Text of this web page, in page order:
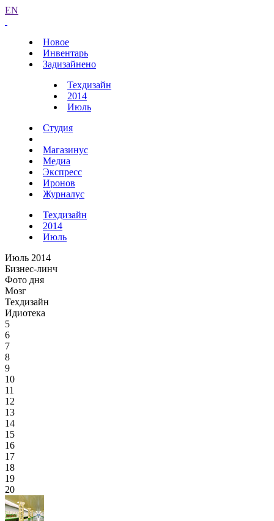
EN
Новое
Инвентарь
Задизайнено
Техдизайн
2014
Июль
Студия
Магазинус
Медиа
Экспресс
Иронов
Журналус
Техдизайн
2014
Июль
Июль 2014
Бизнес-линч
Фото дня
Мозг
Техдизайн
Идиотека
5
6
7
8
9
10
11
12
13
14
15
16
17
18
19
20